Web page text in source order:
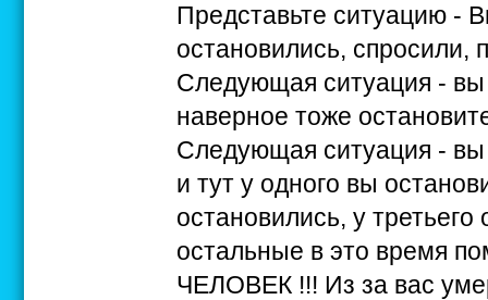
Представьте ситуацию -
остановились, спросили,
Следующая ситуация - вы
наверное тоже
Следующая ситуация - вы
и тут у одного вы
остановились, у третьего
остальные в это время
ЧЕЛОВЕК !!! Из за вас